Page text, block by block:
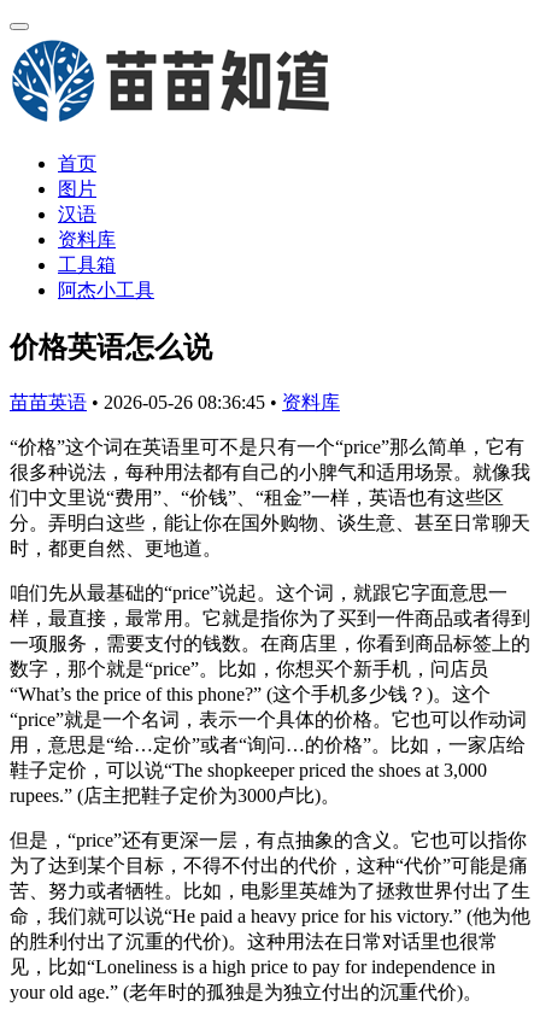
首页
图片
汉语
资料库
工具箱
阿杰小工具
价格英语怎么说
苗苗英语 • 2026-05-26 08:36:45 • 资料库
“价格”这个词在英语里可不是只有一个“price”那么简单，它有
很多种说法，每种用法都有自己的小脾气和适用场景。就像我
们中文里说“费用”、“价钱”、“租金”一样，英语也有这些区
分。弄明白这些，能让你在国外购物、谈生意、甚至日常聊天
时，都更自然、更地道。
咱们先从最基础的“price”说起。这个词，就跟它字面意思一
样，最直接，最常用。它就是指你为了买到一件商品或者得到
一项服务，需要支付的钱数。在商店里，你看到商品标签上的
数字，那个就是“price”。比如，你想买个新手机，问店员
“What’s the price of this phone?” (这个手机多少钱？)。这个
“price”就是一个名词，表示一个具体的价格。它也可以作动词
用，意思是“给…定价”或者“询问…的价格”。比如，一家店给
鞋子定价，可以说“The shopkeeper priced the shoes at 3,000
rupees.” (店主把鞋子定价为3000卢比)。
但是，“price”还有更深一层，有点抽象的含义。它也可以指你
为了达到某个目标，不得不付出的代价，这种“代价”可能是痛
苦、努力或者牺牲。比如，电影里英雄为了拯救世界付出了生
命，我们就可以说“He paid a heavy price for his victory.” (他为他
的胜利付出了沉重的代价)。这种用法在日常对话里也很常
见，比如“Loneliness is a high price to pay for independence in
your old age.” (老年时的孤独是为独立付出的沉重代价)。